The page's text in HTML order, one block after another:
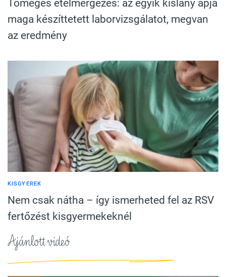
Tömeges ételmérgezés: az egyik kislány apja
maga készíttetett laborvizsgálatot, megvan
az eredmény
KISGYEREK
Nem csak nátha – így ismerheted fel az RSV
fertőzést kisgyermekeknél
Ajánlott videó